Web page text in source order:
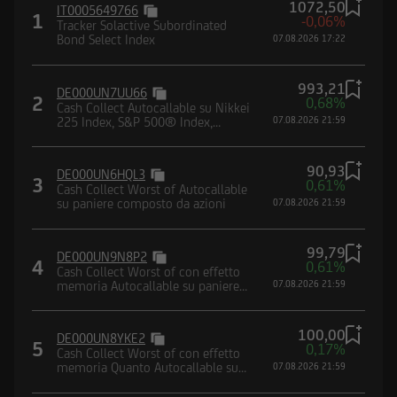
1
IT0005649766
Tracker Solactive Subordinated
Bond Select Index
1072,50
-0,06%
07.08.2026 17:22
2
DE000UN7UU66
Cash Collect Autocallable su Nikkei
225 Index, S&P 500® Index,
STOXX® Banks Index
993,21
0,68%
07.08.2026 21:59
3
DE000UN6HQL3
Cash Collect Worst of Autocallable
su paniere composto da azioni
90,93
0,61%
07.08.2026 21:59
4
DE000UN9N8P2
Cash Collect Worst of con effetto
memoria Autocallable su paniere
99,79
0,61%
07.08.2026 21:59
5
DE000UN8YKE2
Cash Collect Worst of con effetto
memoria Quanto Autocallable su
100,00
0,17%
07.08.2026 21:59
Borsa (CONSOB) e dalla Federal Financial
Supervisory Authority (BaFin).
Dichiaro di avere letto e compreso la suddetta
informativa, nonché di accettare e rispettare le
condizioni e restrizioni di utilizzo del Sito.
Dichiaro, inoltre, di non essere soggetto
residente, domiciliato, né di trovarmi
attualmente negli Stati Uniti d'America, Canada,
Australia, Giappone o negli Altri Paesi, di non
essere né agire per conto o a beneficio di una
United States Person secondo la definizione
contenuta nel Regulation S dello United States
Securities Act del 1933 e successive modifiche,
nonché di impegnarmi a non trasmettere negli